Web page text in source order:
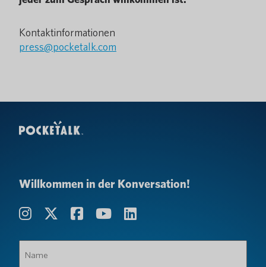
Kontaktinformationen
press@pocketalk.com
Willkommen in der Konversation!
(erforderlich)